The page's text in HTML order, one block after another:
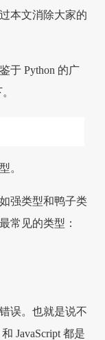
本文消除大家的
于 Python 的广
。
强类型和鸭子类
常见的类型：
误。也就是说不
JavaScript 都是